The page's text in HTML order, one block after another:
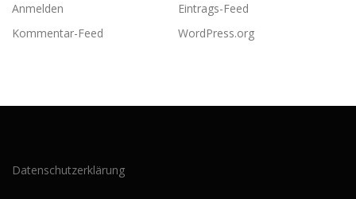
Anmelden
Eintrags-Feed
Kommentar-Feed
WordPress.org
Datenschutzerklärung